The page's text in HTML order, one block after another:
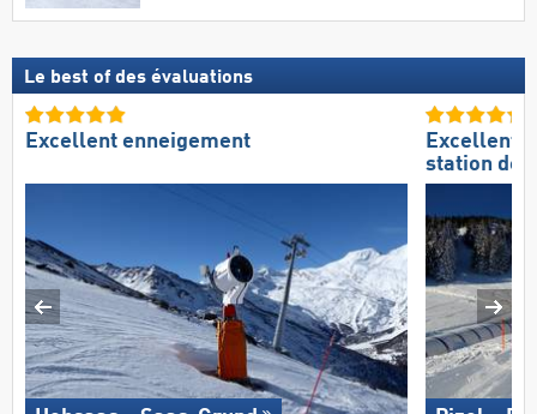
Le best of des évaluations
Excellent enneigement
Excellente
station de